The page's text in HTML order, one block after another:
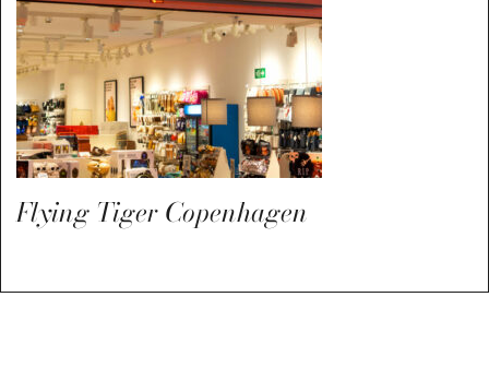
Flying Tiger Copenhagen